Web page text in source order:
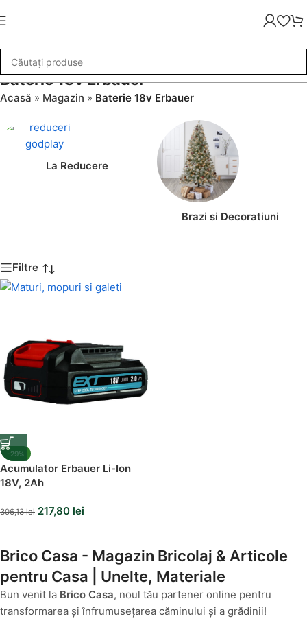
Baterie 18v Erbauer
Acasă » Magazin » Baterie 18v Erbauer
La Reducere
Brazi si Decoratiuni
Filtre
-29%
Acumulator Erbauer Li-Ion
18V, 2Ah
306,13lei 217,80 lei
Brico Casa - Magazin Bricolaj & Articole
pentru Casa | Unelte, Materiale
Bun venit la Brico Casa, noul tău partener online pentru
transformarea și înfrumusețarea căminului și a grădinii!